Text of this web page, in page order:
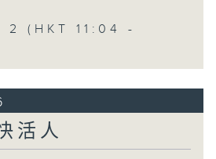
2 (HKT 11:04 -
活人